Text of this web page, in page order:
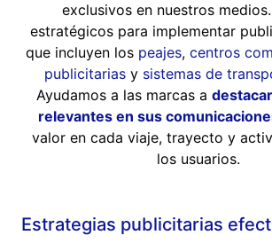
exclusivos en nuestros
estratégicos para implementar
que incluyen los peajes, centros
publicitariasy sistemas de
Ayudamos a las marcas a
relevantes en sus
valor en cada viaje, trayecto y
los usuarios.
Estrategias publicitarias